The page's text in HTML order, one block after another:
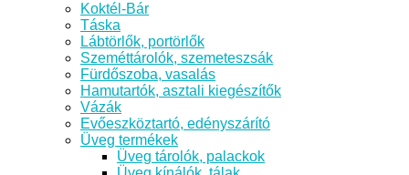
Koktél-Bár
Táska
Lábtörlők, portörlők
Szeméttárolók, szemeteszsák
Fürdőszoba, vasalás
Hamutartók, asztali kiegészítők
Vázák
Evőeszköztartó, edényszárító
Üveg termékek
Üveg tárolók, palackok